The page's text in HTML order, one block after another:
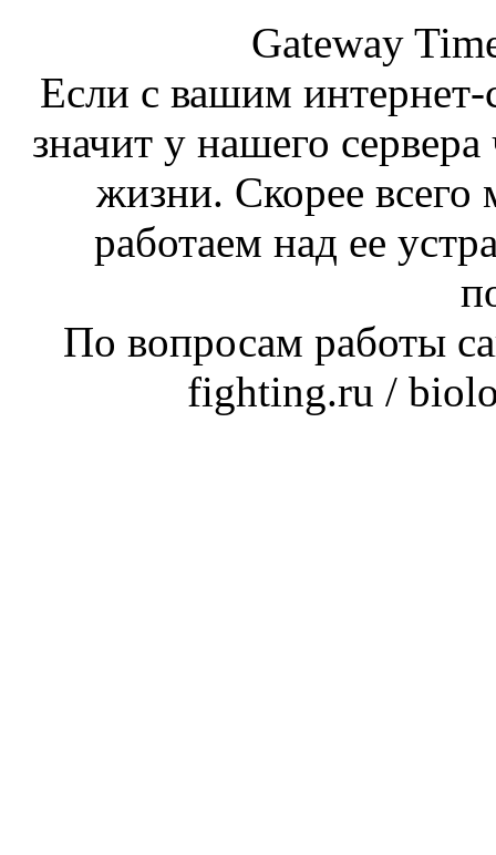
Gateway
Если с вашим интернет-
значит у нашего
жизни. Скорее
работаем над ее
По вопросам работы
fighting.ru /